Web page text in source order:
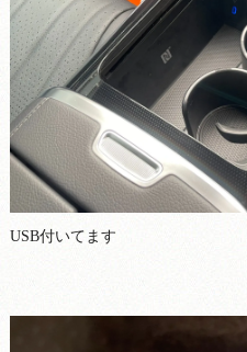
USB付いてます